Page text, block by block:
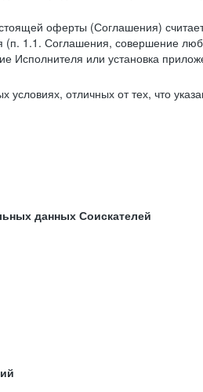
оферты (Соглашения)
1.1. Соглашения, совершение
Исполнителя или установка
отличных от тех, что
данных Соискателей